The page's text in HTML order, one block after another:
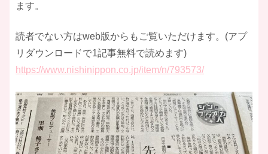
ます。
読者でない方はweb版からもご覧いただけます。(アプ
リダウンロードで1記事無料で読めます)
https://www.nishinippon.co.jp/item/n/793573/